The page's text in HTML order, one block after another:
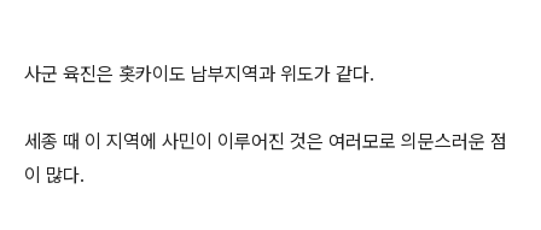
사군 육진은 홋카이도 남부지역과 위도가 같다.
세종 때 이 지역에 사민이 이루어진 것은 여러모로 의문스러운 점
이 많다.